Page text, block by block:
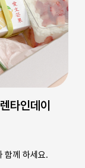
타인데이
함께 하세요.